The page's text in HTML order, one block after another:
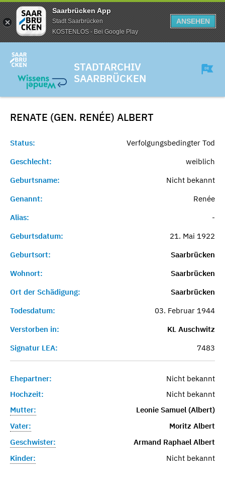
Saarbrücken App
Stadt Saarbrücken
KOSTENLOS - Bei Google Play
ANSEHEN
STADTARCHIV
SAARBRÜCKEN
RENATE (GEN. RENÉE) ALBERT
Status:
Verfolgungsbedingter Tod
Geschlecht:
weiblich
Geburtsname:
Nicht bekannt
Genannt:
Renée
Alias:
-
Geburtsdatum:
21. Mai 1922
Geburtsort:
Saarbrücken
Wohnort:
Saarbrücken
Ort der Schädigung:
Saarbrücken
Todesdatum:
03. Februar 1944
Verstorben in:
KL Auschwitz
Signatur LEA:
7483
Ehepartner:
Nicht bekannt
Hochzeit:
Nicht bekannt
Mutter:
Leonie Samuel (Albert)
Vater:
Moritz Albert
Geschwister:
Armand Raphael Albert
Kinder:
Nicht bekannt